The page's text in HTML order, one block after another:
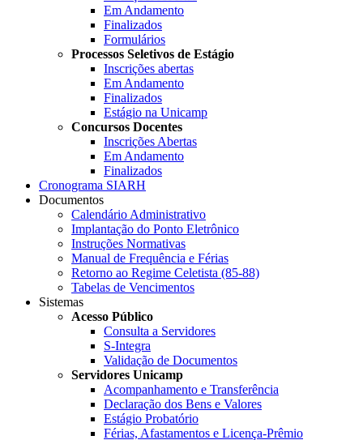
Em Andamento
Finalizados
Formulários
Processos Seletivos de Estágio
Inscrições abertas
Em Andamento
Finalizados
Estágio na Unicamp
Concursos Docentes
Inscrições Abertas
Em Andamento
Finalizados
Cronograma SIARH
Documentos
Calendário Administrativo
Implantação do Ponto Eletrônico
Instruções Normativas
Manual de Frequência e Férias
Retorno ao Regime Celetista (85-88)
Tabelas de Vencimentos
Sistemas
Acesso Público
Consulta a Servidores
S-Integra
Validação de Documentos
Servidores Unicamp
Acompanhamento e Transferência
Declaração dos Bens e Valores
Estágio Probatório
Férias, Afastamentos e Licença-Prêmio